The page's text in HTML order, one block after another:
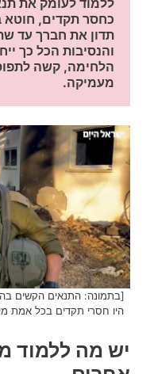
מעמיקה.
[בתמונה: התנאים הקשים
היו חסרי תקדים בכל אמת
יש מה ללמוד